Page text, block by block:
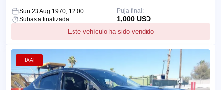
Sun 23 Aug 1970, 12:00
Subasta finalizada
Este vehículo ha sido vendido
Puja final:
1,000 USD
IAAI